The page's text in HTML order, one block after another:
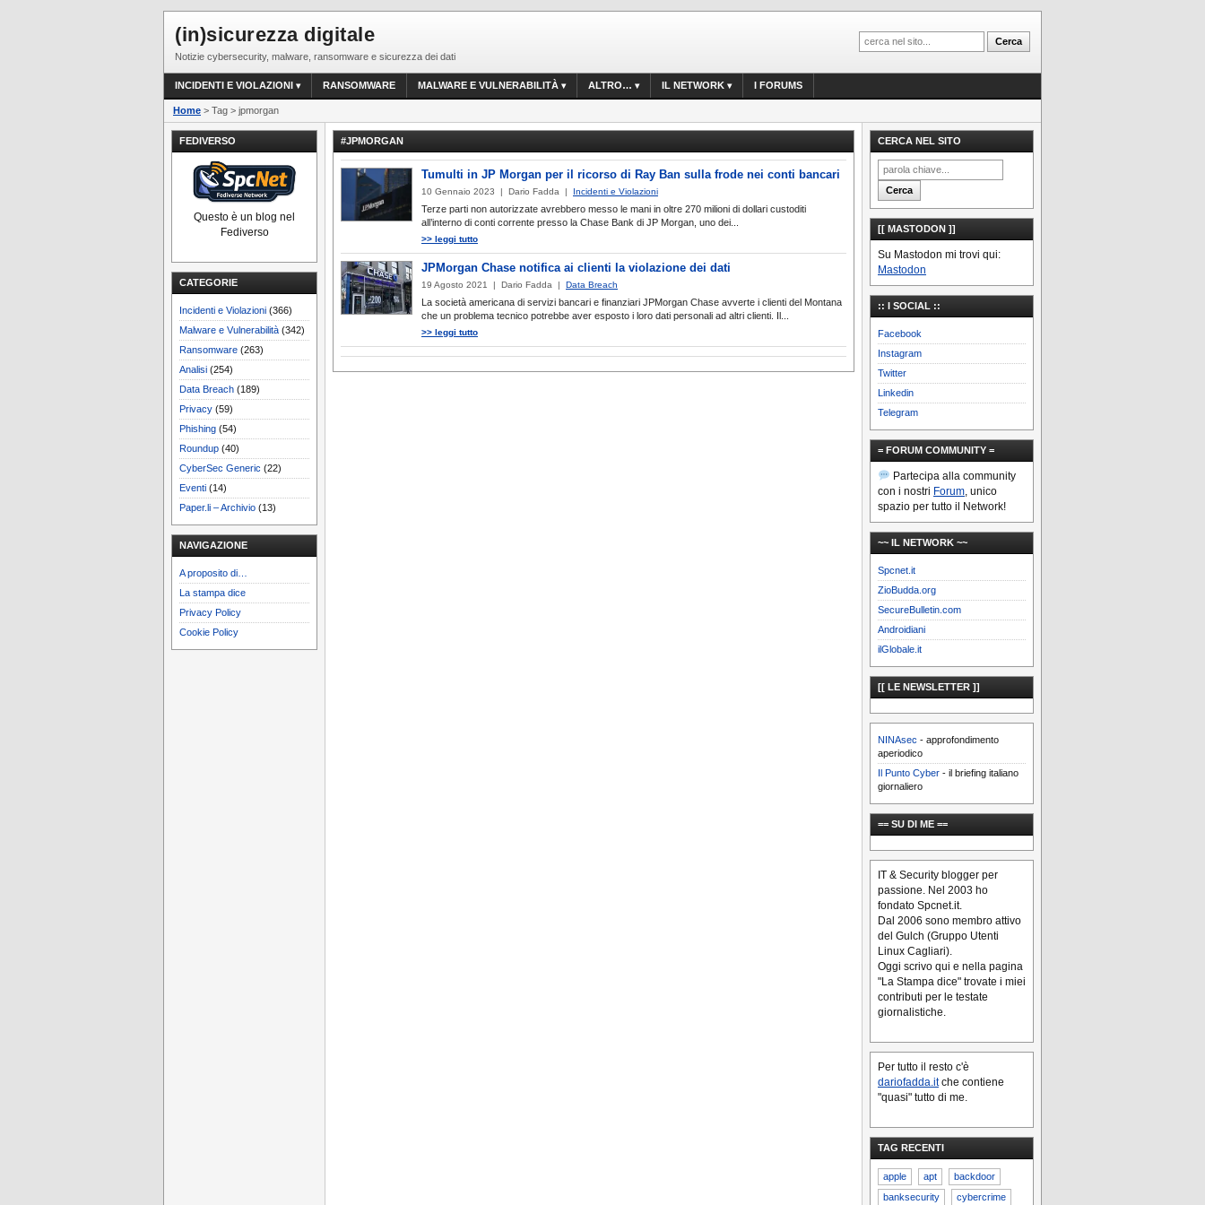
(in)sicurezza digitale
Notizie cybersecurity, malware, ransomware e sicurezza dei dati
INCIDENTI E VIOLAZIONI RANSOMWARE MALWARE E VULNERABILITÀ ALTRO… IL NETWORK I FORUMS
Home > Tag > jpmorgan
FEDIVERSO
Questo è un blog nel
Fediverso
CATEGORIE
Incidenti e Violazioni (366)
Malware e Vulnerabilità (342)
Ransomware (263)
Analisi (254)
Data Breach (189)
Privacy (59)
Phishing (54)
Roundup (40)
CyberSec Generic (22)
Eventi (14)
Paper.li – Archivio (13)
NAVIGAZIONE
A proposito di…
La stampa dice
Privacy Policy
Cookie Policy
#JPMORGAN
Tumulti in JP Morgan per il ricorso di Ray Ban sulla frode nei conti bancari
10 Gennaio 2023 | Dario Fadda | Incidenti e Violazioni
Terze parti non autorizzate avrebbero messo le mani in oltre 270 milioni di dollari custoditi
all’interno di conti corrente presso la Chase Bank di JP Morgan, uno dei...
>> leggi tutto
JPMorgan Chase notifica ai clienti la violazione dei dati
19 Agosto 2021 | Dario Fadda | Data Breach
La società americana di servizi bancari e finanziari JPMorgan Chase avverte i clienti del Montana
che un problema tecnico potrebbe aver esposto i loro dati personali ad altri clienti. Il...
>> leggi tutto
CERCA NEL SITO
[[ MASTODON ]]
Su Mastodon mi trovi qui:
Mastodon
:: I SOCIAL ::
Facebook
Instagram
Twitter
Linkedin
Telegram
= FORUM COMMUNITY =
Partecipa alla community
con i nostri Forum, unico
spazio per tutto il Network!
~~ IL NETWORK ~~
Spcnet.it
ZioBudda.org
SecureBulletin.com
Androidiani
ilGlobale.it
[[ LE NEWSLETTER ]]
NINAsec - approfondimento
aperiodico
Il Punto Cyber - il briefing italiano
giornaliero
== SU DI ME ==
IT & Security blogger per
passione. Nel 2003 ho
fondato Spcnet.it.
Dal 2006 sono membro attivo
del Gulch (Gruppo Utenti
Linux Cagliari).
Oggi scrivo qui e nella pagina
"La Stampa dice" trovate i miei
contributi per le testate
giornalistiche.
Per tutto il resto c'è
dariofadda.itche contiene
"quasi" tutto di me.
TAG RECENTI
apple apt
backdoor
banksecurity
cybercrime